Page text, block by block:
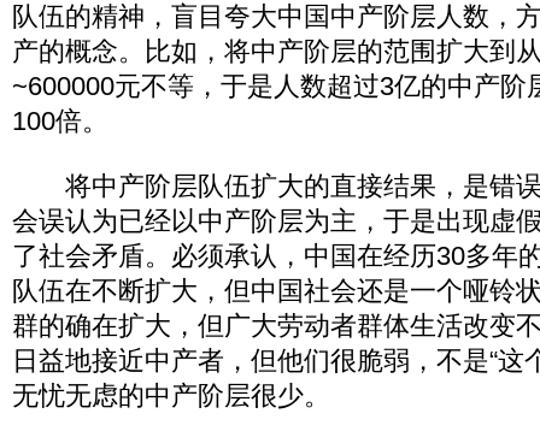
队伍的精神，盲目夸大中国中产阶层人数，
产的概念。比如，将中产阶层的范围扩大到
~600000元不等，于是人数超过3亿的中产阶
100倍。
将中产阶层队伍扩大的直接结果，是错
会误认为已经以中产阶层为主，于是出现虚
了社会矛盾。必须承认，中国在经历30多年
队伍在不断扩大，但中国社会还是一个哑铃
群的确在扩大，但广大劳动者群体生活改变
日益地接近中产者，但他们很脆弱，不是“这
无忧无虑的中产阶层很少。